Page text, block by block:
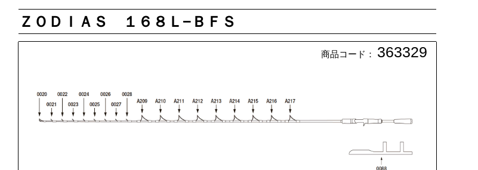
ＺＯＤＩＡＳ １６８Ｌ−ＢＦＳ
商品コード： 363329